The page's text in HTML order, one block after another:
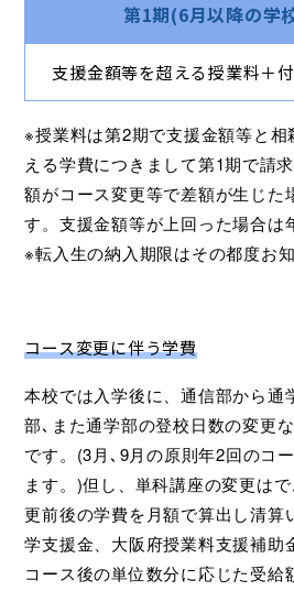
第1期(6月以降の学
支援金額等を超える授業料＋
※授業料は第2期で支援金額等と相
える学費につきまして第1期で請
額がコース変更等で差額が生じた
す。支援金額等が上回った場合は
※転入生の納入期限はその都度お知
コース変更に伴う学費
本校では入学後に、通信部から通
部､また通学部の登校日数の変更
です。(3月､9月の原則年2回のコ
ます。)但し、単科講座の変更は
更前後の学費を月額で算出し清算
学支援金、大阪府授業料支援補助
コース後の単位数分に応じた受給